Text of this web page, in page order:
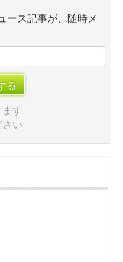
ース記事が、随時メ
る
す
い